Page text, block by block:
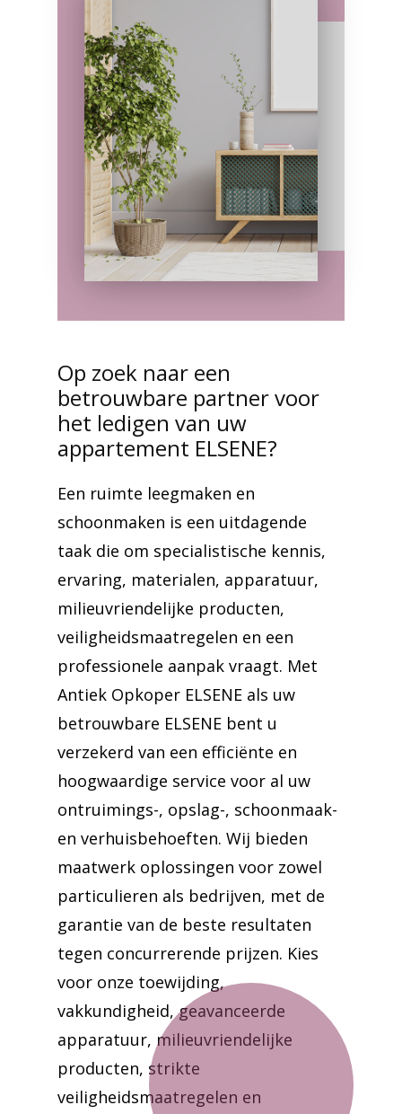
Op zoek naar een
betrouwbare partner voor
het ledigen van uw
appartement ELSENE?
Een ruimte leegmaken en
schoonmaken is een uitdagende
taak die om specialistische kennis,
ervaring, materialen, apparatuur,
milieuvriendelijke producten,
veiligheidsmaatregelen en een
professionele aanpak vraagt. Met
Antiek Opkoper ELSENE als uw
betrouwbare ELSENE bent u
verzekerd van een efficiënte en
hoogwaardige service voor al uw
ontruimings-, opslag-, schoonmaak-
en verhuisbehoeften. Wij bieden
maatwerk oplossingen voor zowel
particulieren als bedrijven, met de
garantie van de beste resultaten
tegen concurrerende prijzen. Kies
voor onze toewijding,
vakkundigheid, geavanceerde
apparatuur, milieuvriendelijke
producten, strikte
veiligheidsmaatregelen en